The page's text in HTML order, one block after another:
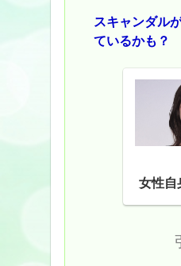
スキャンダル
ているかも？
女性自